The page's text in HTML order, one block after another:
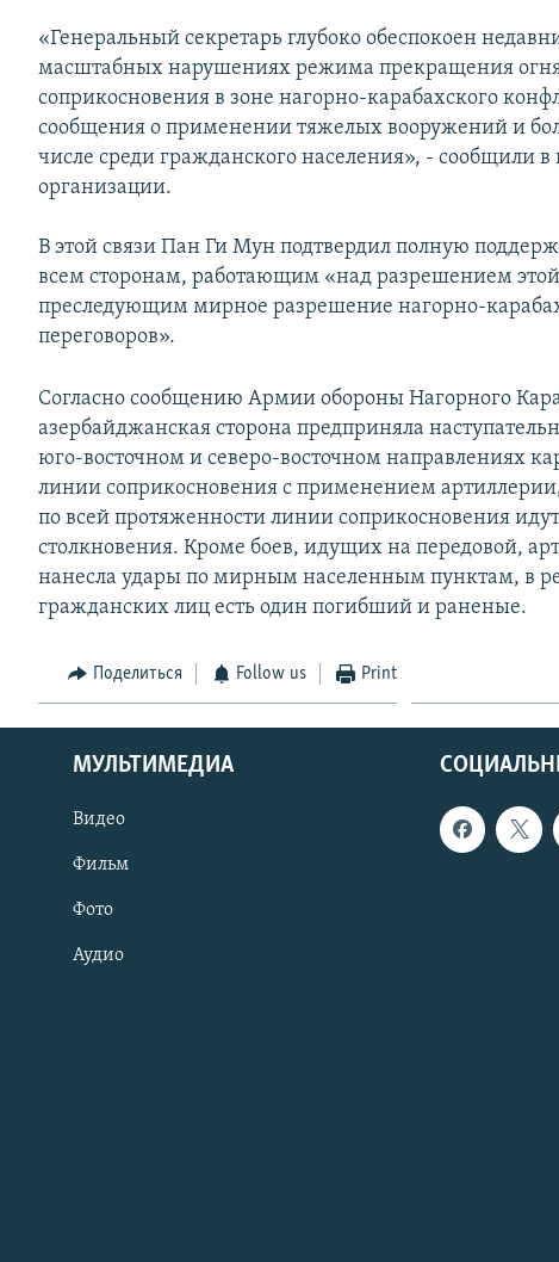
«Генеральный секретарь глубоко обеспокоен
масштабных нарушениях режима прекращения
соприкосновения в зоне нагорно-карабахского
сообщения о применении тяжелых вооружений и
числе среди гражданского населения», - сообщили
организации.
В этой связи Пан Ги Мун подтвердил полную
всем сторонам, работающим «над разрешением
преследующим мирное разрешение нагорно-
переговоров».
Согласно сообщению Армии обороны Нагорного
азербайджанская сторона предприняла
юго-восточном и северо-восточном направлениях
линии соприкосновения с применением
по всей протяженности линии соприкосновения
столкновения. Кроме боев, идущих на передовой,
нанесла удары по мирным населенным пунктам, в
гражданских лиц есть один погибший и раненые.
Поделиться Follow us Print
МУЛЬТИМЕДИА
Видео
Фильм
Фото
Аудио